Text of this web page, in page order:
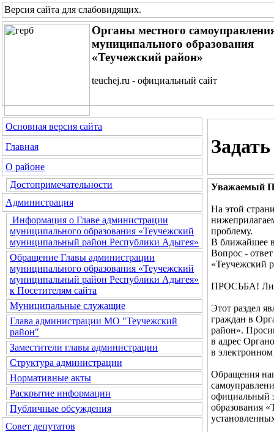
Версия сайта для слабовидящих.
Органы местного
муниципального образования
«Теучежский район»
teuchej.ru - официальный сайт
Основная версия сайта
Главная
О районе
Достопримечательности
Администрация
Информация о Главе администрации
муниципального образования «Теучежский
муниципальный район Республики Адыгея»
Обращение Главы администрации
муниципального образования «Теучежский
муниципальный район Республики Адыгея»
к Посетителям сайта
Муниципальные служащие
Глава администрации МО "Теучежский
район"
Заместители главы администрации
Структура администрации
Нормативные акты
Раскрытие информации
Публичные обсуждения
Совет депутатов
Уважаемый
На этой
проблему.
В ближайшее
Вопрос -
«Теучежский
ПРОСЬБА!
Этот раздел
граждан в
район».
в адрес
в
Обращения
официальный
образования